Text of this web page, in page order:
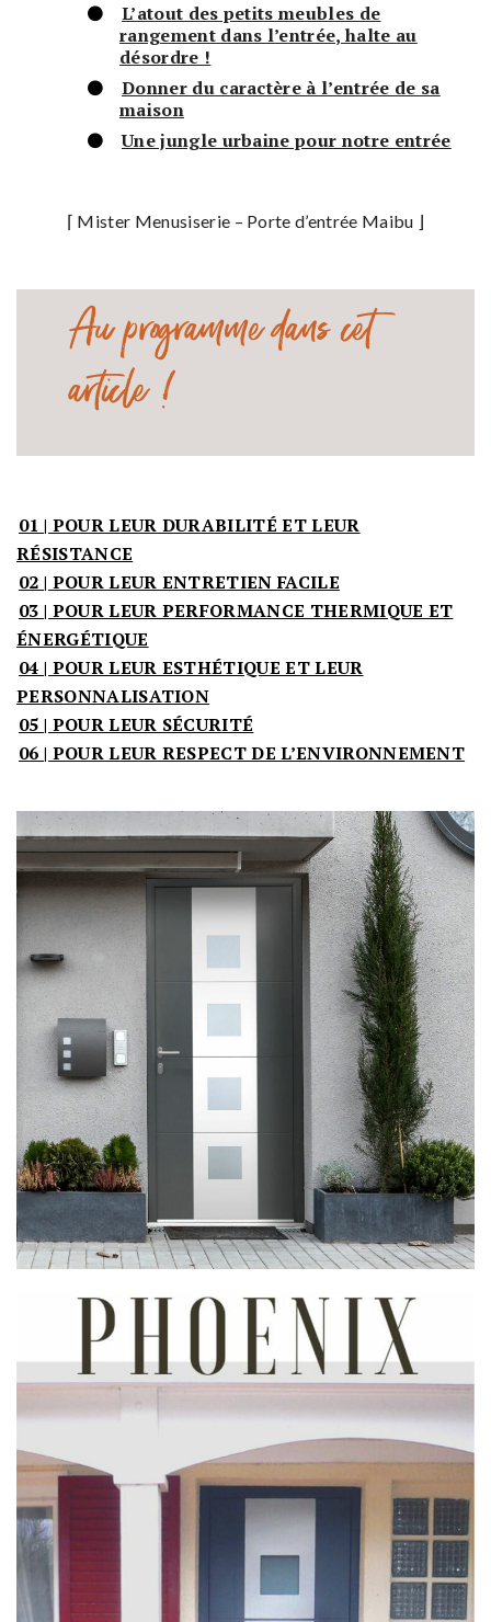
L’atout des petits meubles de
rangement dans l’entrée, halte au
désordre !
Donner du caractère à l’entrée de sa
maison
Une jungle urbaine pour notre entrée
⌈ Mister Menusiserie – Porte d’entrée Maibu ⌋
Au programme dans cet
article !
01 | POUR LEUR DURABILITÉ ET LEUR
RÉSISTANCE
02 | POUR LEUR ENTRETIEN FACILE
03 | POUR LEUR PERFORMANCE THERMIQUE ET
ÉNERGÉTIQUE
04 | POUR LEUR ESTHÉTIQUE ET LEUR
PERSONNALISATION
05 | POUR LEUR SÉCURITÉ
06 | POUR LEUR RESPECT DE L’ENVIRONNEMENT